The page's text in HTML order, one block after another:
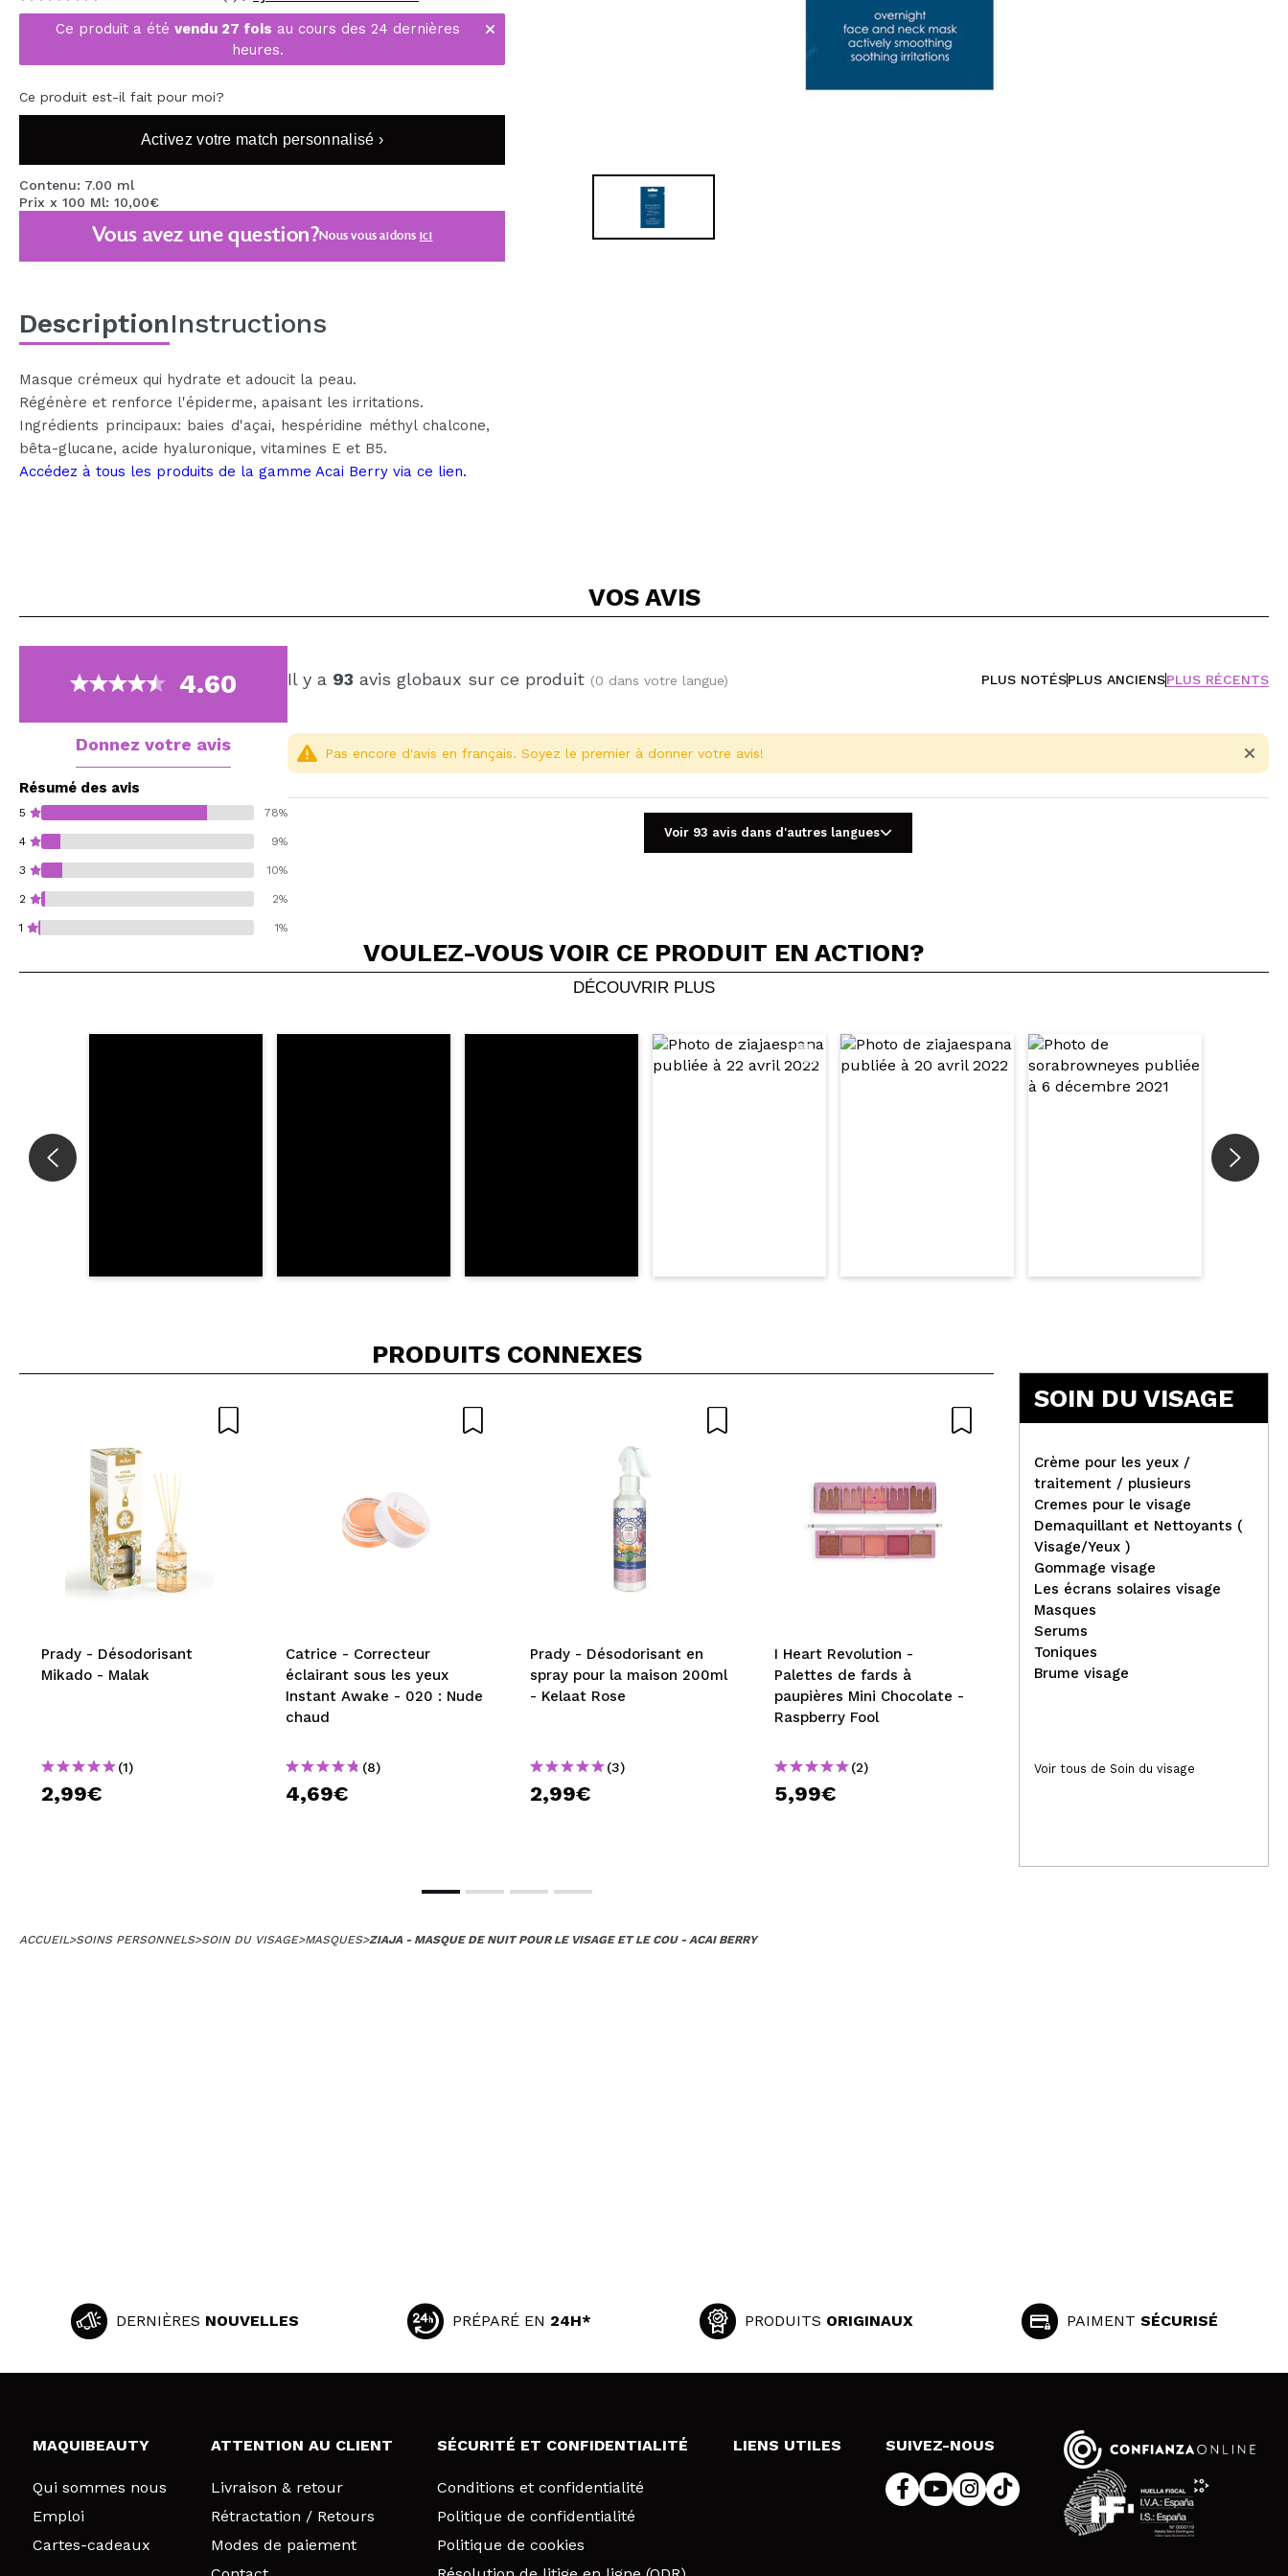
MAQUIFARMA
KOREA ZONE
TRAVEL SIZE
OFFRES
OUTLET
BIENTÔT DISPONIBLE
BLOG
CRÉER UN COMPTE
Ce produit a été vendu 27 fois au cours des 24 dernières
heures.
Ce produit est-il fait pour moi?
Activez votre match personnalisé ›
Contenu: 7.00 ml
Prix x 100 Ml: 10,00€
Vous avez une question?Nous vous aidons ici
DescriptionInstructions
Masque crémeux qui hydrate et adoucit la peau.
Régénère et renforce l'épiderme, apaisant les irritations.
Ingrédients principaux: baies d'açai, hespéridine méthyl chalcone,
bêta-glucane, acide hyaluronique, vitamines E et B5.
Accédez à tous les produits de la gamme Acai Berry via ce lien.
VOS AVIS
4.60
Donnez votre avis
Résumé des avis
5 78%
4 9%
3 10%
2 2%
1 1%
Il y a 93 avis globaux sur ce produit (0 dans votre langue) PLUS NOTÉSPLUS ANCIENSPLUS RÉCENTS
Partager une vidéo ou une photo
Votre vidéo pourrait être la première. Imaginez...
Recommandez-vous cet achat? Oui Non 5/5
Pas encore d'avis en français. Soyez le premier à donner votre avis!
Voir 93 avis dans d'autres langues
VOULEZ-VOUS VOIR CE PRODUIT EN ACTION?
DÉCOUVRIR PLUS
PRODUITS CONNEXES
Prady - Désodorisant
Mikado - Malak
(1)
2,99€
Catrice - Correcteur
éclairant sous les yeux
Instant Awake - 020 : Nude
chaud
(8)
4,69€
Prady - Désodorisant en
spray pour la maison 200ml
- Kelaat Rose
(3)
2,99€
I Heart Revolution -
Palettes de fards à
paupières Mini Chocolate -
Raspberry Fool
(2)
5,99€
Jovo - Autocollants Visage
Face Jewels - Étoile
(2)
SOIN DU VISAGE
Crème pour les yeux /
traitement / plusieurs
Cremes pour le visage
Demaquillant et Nettoyants (
Visage/Yeux )
Gommage visage
Les écrans solaires visage
Masques
Serums
Toniques
Brume visage
Voir tous de Soin du visage
ACCUEIL>SOINS PERSONNELS>SOIN DU VISAGE>MASQUES>ZIAJA - MASQUE DE NUIT POUR LE VISAGE ET LE COU - ACAI BERRY
DERNIÈRES NOUVELLES PRÉPARÉ EN 24H* PRODUITS ORIGINAUX PAIMENT SÉCURISÉ
MAQUIBEAUTY
Qui sommes nous
Emploi
Cartes-cadeaux
ATTENTION AU CLIENT
Livraison & retour
Rétractation / Retours
Modes de paiement
SÉCURITÉ ET CONFIDENTIALITÉ
Conditions et confidentialité
Politique de confidentialité
Politique de cookies
LIENS UTILES SUIVEZ-NOUS